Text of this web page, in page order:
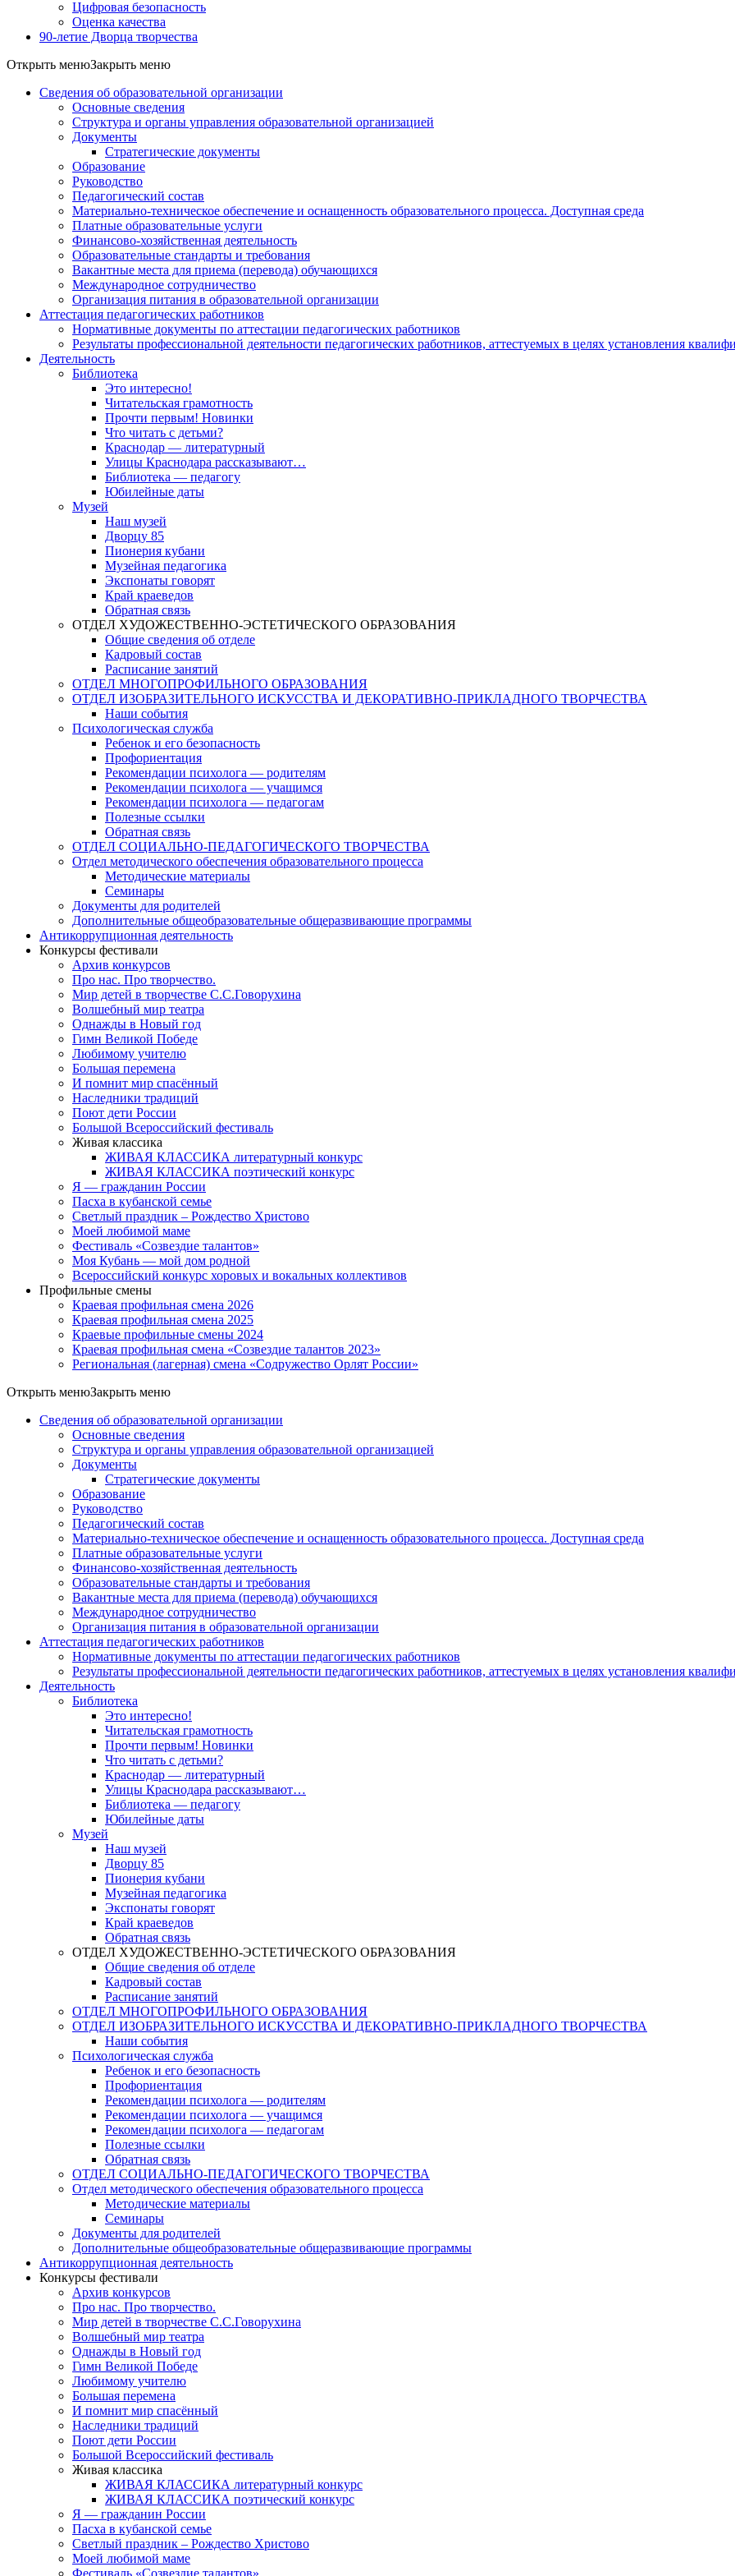
Цифровая безопасность
Оценка качества
90-летие Дворца творчества
Открыть менюЗакрыть меню
Сведения об образовательной организации
Основные сведения
Структура и органы управления образовательной организацией
Документы
Стратегические документы
Образование
Руководство
Педагогический состав
Материально-техническое обеспечение и оснащенность образовательного процесса. Доступная среда
Платные образовательные услуги
Финансово-хозяйственная деятельность
Образовательные стандарты и требования
Вакантные места для приема (перевода) обучающихся
Международное сотрудничество
Организация питания в образовательной организации
Аттестация педагогических работников
Нормативные документы по аттестации педагогических работников
Результаты профессиональной деятельности педагогических работников, аттестуемых в целях установления
Деятельность
Библиотека
Это интересно!
Читательская грамотность
Прочти первым! Новинки
Что читать с детьми?
Краснодар — литературный
Улицы Краснодара рассказывают…
Библиотека — педагогу
Юбилейные даты
Музей
Наш музей
Дворцу 85
Пионерия кубани
Музейная педагогика
Экспонаты говорят
Край краеведов
Обратная связь
ОТДЕЛ ХУДОЖЕСТВЕННО-ЭСТЕТИЧЕСКОГО ОБРАЗОВАНИЯ
Общие сведения об отделе
Кадровый состав
Расписание занятий
ОТДЕЛ МНОГОПРОФИЛЬНОГО ОБРАЗОВАНИЯ
ОТДЕЛ ИЗОБРАЗИТЕЛЬНОГО ИСКУССТВА И ДЕКОРАТИВНО-ПРИКЛАДНОГО ТВОРЧЕСТВА
Наши события
Психологическая служба
Ребенок и его безопасность
Профориентация
Рекомендации психолога — родителям
Рекомендации психолога — учащимся
Рекомендации психолога — педагогам
Полезные ссылки
Обратная связь
ОТДЕЛ СОЦИАЛЬНО-ПЕДАГОГИЧЕСКОГО ТВОРЧЕСТВА
Отдел методического обеспечения образовательного процесса
Методические материалы
Семинары
Документы для родителей
Дополнительные общеобразовательные общеразвивающие программы
Антикоррупционная деятельность
Конкурсы фестивали
Архив конкурсов
Про нас. Про творчество.
Мир детей в творчестве С.С.Говорухина
Волшебный мир театра
Однажды в Новый год
Гимн Великой Победе
Любимому учителю
Большая перемена
И помнит мир спасённый
Наследники традиций
Поют дети России
Большой Всероссийский фестиваль
Живая классика
ЖИВАЯ КЛАССИКА литературный конкурс
ЖИВАЯ КЛАССИКА поэтический конкурс
Я — гражданин России
Пасха в кубанской семье
Светлый праздник – Рождество Христово
Моей любимой маме
Фестиваль «Созвездие талантов»
Моя Кубань — мой дом родной
Всероссийский конкурс хоровых и вокальных коллективов
Профильные смены
Краевая профильная смена 2026
Краевая профильная смена 2025
Краевые профильные смены 2024
Краевая профильная смена «Созвездие талантов 2023»
Региональная (лагерная) смена «Содружество Орлят России»
Открыть менюЗакрыть меню
Сведения об образовательной организации
Основные сведения
Структура и органы управления образовательной организацией
Документы
Стратегические документы
Образование
Руководство
Педагогический состав
Материально-техническое обеспечение и оснащенность образовательного процесса. Доступная среда
Платные образовательные услуги
Финансово-хозяйственная деятельность
Образовательные стандарты и требования
Вакантные места для приема (перевода) обучающихся
Международное сотрудничество
Организация питания в образовательной организации
Аттестация педагогических работников
Нормативные документы по аттестации педагогических работников
Результаты профессиональной деятельности педагогических работников, аттестуемых в целях установления
Деятельность
Библиотека
Это интересно!
Читательская грамотность
Прочти первым! Новинки
Что читать с детьми?
Краснодар — литературный
Улицы Краснодара рассказывают…
Библиотека — педагогу
Юбилейные даты
Музей
Наш музей
Дворцу 85
Пионерия кубани
Музейная педагогика
Экспонаты говорят
Край краеведов
Обратная связь
ОТДЕЛ ХУДОЖЕСТВЕННО-ЭСТЕТИЧЕСКОГО ОБРАЗОВАНИЯ
Общие сведения об отделе
Кадровый состав
Расписание занятий
ОТДЕЛ МНОГОПРОФИЛЬНОГО ОБРАЗОВАНИЯ
ОТДЕЛ ИЗОБРАЗИТЕЛЬНОГО ИСКУССТВА И ДЕКОРАТИВНО-ПРИКЛАДНОГО ТВОРЧЕСТВА
Наши события
Психологическая служба
Ребенок и его безопасность
Профориентация
Рекомендации психолога — родителям
Рекомендации психолога — учащимся
Рекомендации психолога — педагогам
Полезные ссылки
Обратная связь
ОТДЕЛ СОЦИАЛЬНО-ПЕДАГОГИЧЕСКОГО ТВОРЧЕСТВА
Отдел методического обеспечения образовательного процесса
Методические материалы
Семинары
Документы для родителей
Дополнительные общеобразовательные общеразвивающие программы
Антикоррупционная деятельность
Конкурсы фестивали
Архив конкурсов
Про нас. Про творчество.
Мир детей в творчестве С.С.Говорухина
Волшебный мир театра
Однажды в Новый год
Гимн Великой Победе
Любимому учителю
Большая перемена
И помнит мир спасённый
Наследники традиций
Поют дети России
Большой Всероссийский фестиваль
Живая классика
ЖИВАЯ КЛАССИКА литературный конкурс
ЖИВАЯ КЛАССИКА поэтический конкурс
Я — гражданин России
Пасха в кубанской семье
Светлый праздник – Рождество Христово
Моей любимой маме
Фестиваль «Созвездие талантов»